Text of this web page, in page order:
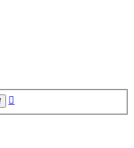
Etsi